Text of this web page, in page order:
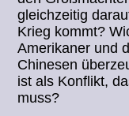
gleichzeitig
Krieg kommt?
Amerikaner und
Chinesen
ist als Konflikt,
muss?